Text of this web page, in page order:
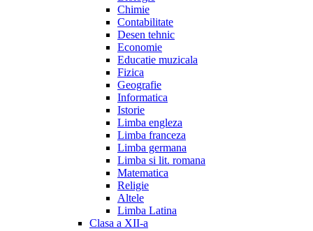
Chimie
Contabilitate
Desen tehnic
Economie
Educatie muzicala
Fizica
Geografie
Informatica
Istorie
Limba engleza
Limba franceza
Limba germana
Limba si lit. romana
Matematica
Religie
Altele
Limba Latina
Clasa a XII-a